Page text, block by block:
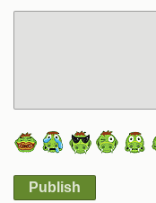
Publish